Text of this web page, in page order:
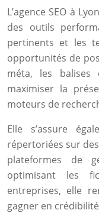
L’agence SEO à
des outils
pertinents et les
opportunités de
méta, les
maximiser la
moteurs de
Elle s’assure
répertoriées sur
plateformes de
optimisant les
entreprises, elle
gagner en